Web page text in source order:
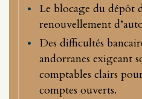
Le blocage du dépôt
renouvellement
Des difficultés
andorranes exigeant
comptables clairs
comptes ouverts.